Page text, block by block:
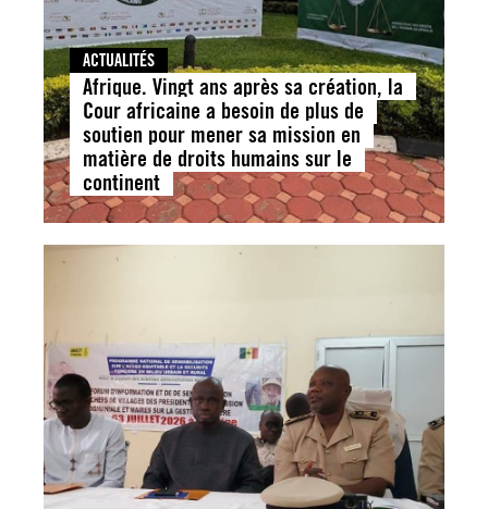
ACTUALITÉS
Afrique. Vingt ans après sa création, la
Cour africaine a besoin de plus de
soutien pour mener sa mission en
matière de droits humains sur le
continent